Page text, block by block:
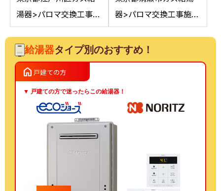
湯器>パロマ交換工事施
工事例：ノーリツGT-
2050AWXからパロマ
FH-E2022SAWLへの交
換
器>パロマ交換工事施工
事例：ノーリツGT-
C2042SAWXからパロ
マFH-E2022SAWL 13A
給湯器タイプ別のおすすめ！
home 戸建ての方
▼ 戸建ての方で迷ったらこの給湯器！